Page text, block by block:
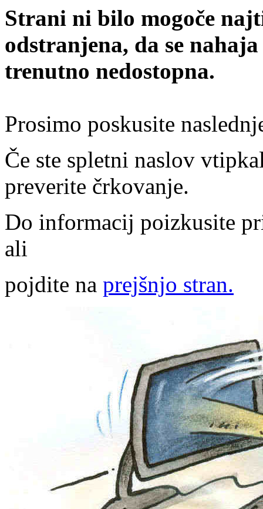
Strani ni bilo mogoče
odstranjena, da se
trenutno nedostopna.
Prosimo poskusite
Če ste spletni naslov
preverite črkovanje.
Do informacij poizkusite
ali
pojdite na prejšnjo stran.